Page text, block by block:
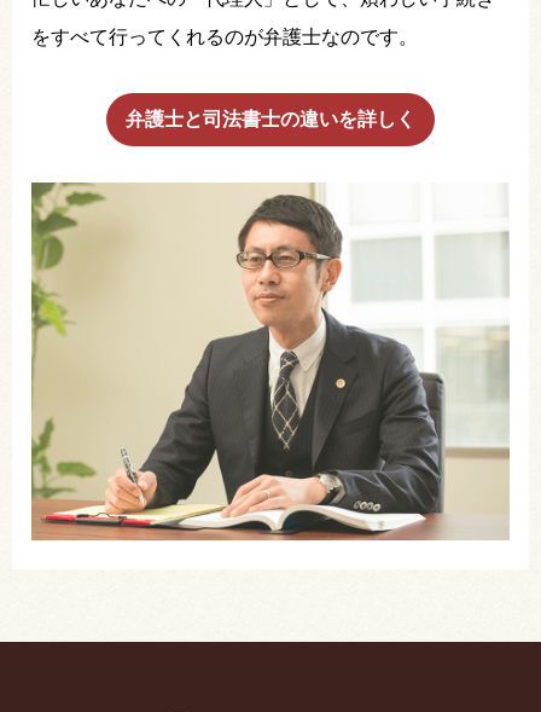
をすべて行ってくれるのが弁護士なのです。
弁護士と司法書士の違いを詳しく